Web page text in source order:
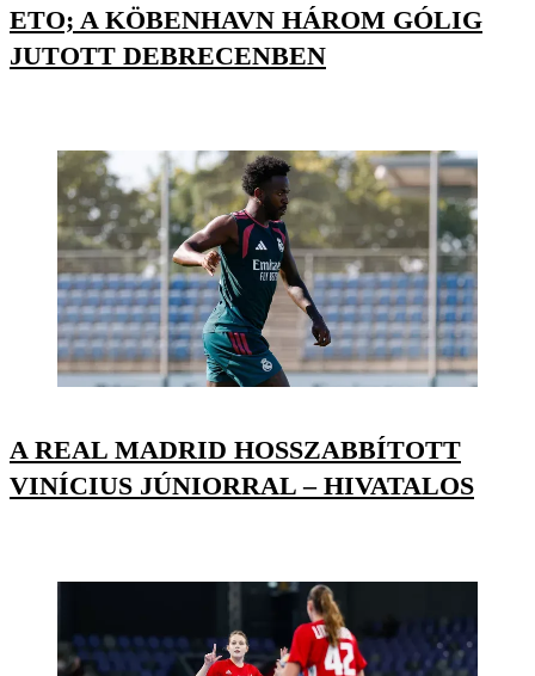
ETO; A KÖBENHAVN HÁROM GÓLIG
JUTOTT DEBRECENBEN
A REAL MADRID HOSSZABBÍTOTT
VINÍCIUS JÚNIORRAL – HIVATALOS